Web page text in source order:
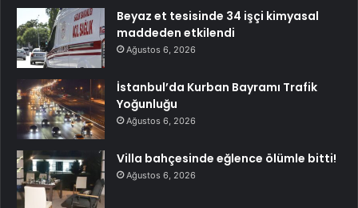
Beyaz et tesisinde 34 işçi kimyasal
maddeden etkilendi
Ağustos 6, 2026
İstanbul’da Kurban Bayramı Trafik
Yoğunluğu
Ağustos 6, 2026
Villa bahçesinde eğlence ölümle bitti!
Ağustos 6, 2026